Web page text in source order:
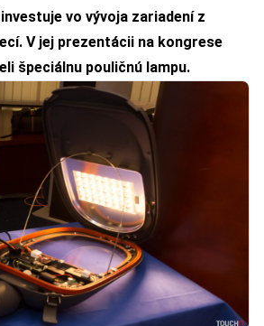
vo vývoja zariadení z
V jej prezentácii na kongrese
špeciálnu pouličnú lampu.